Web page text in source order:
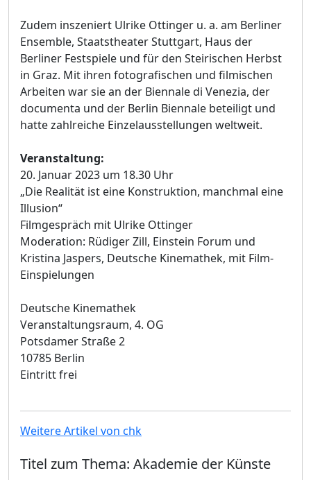
Zudem inszeniert Ulrike Ottinger u. a. am Berliner
Ensemble, Staatstheater Stuttgart, Haus der
Berliner Festspiele und für den Steirischen Herbst
in Graz. Mit ihren fotografischen und filmischen
Arbeiten war sie an der Biennale di Venezia, der
documenta und der Berlin Biennale beteiligt und
hatte zahlreiche Einzelausstellungen weltweit.
Veranstaltung:
20. Januar 2023 um 18.30 Uhr
„Die Realität ist eine Konstruktion, manchmal eine
Illusion“
Filmgespräch mit Ulrike Ottinger
Moderation: Rüdiger Zill, Einstein Forum und
Kristina Jaspers, Deutsche Kinemathek, mit Film-
Einspielungen
Deutsche Kinemathek
Veranstaltungsraum, 4. OG
Potsdamer Straße 2
10785 Berlin
Eintritt frei
Weitere Artikel von chk
Titel zum Thema: Akademie der Künste